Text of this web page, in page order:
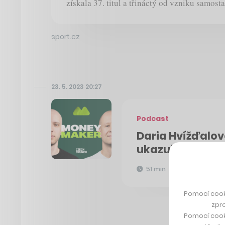
získala 37. titul a třináctý od vzniku
sport.cz
23. 5. 2023 20:27
Podcast
Daria
ukazuje na
51 min
Pomocí
Pomocí